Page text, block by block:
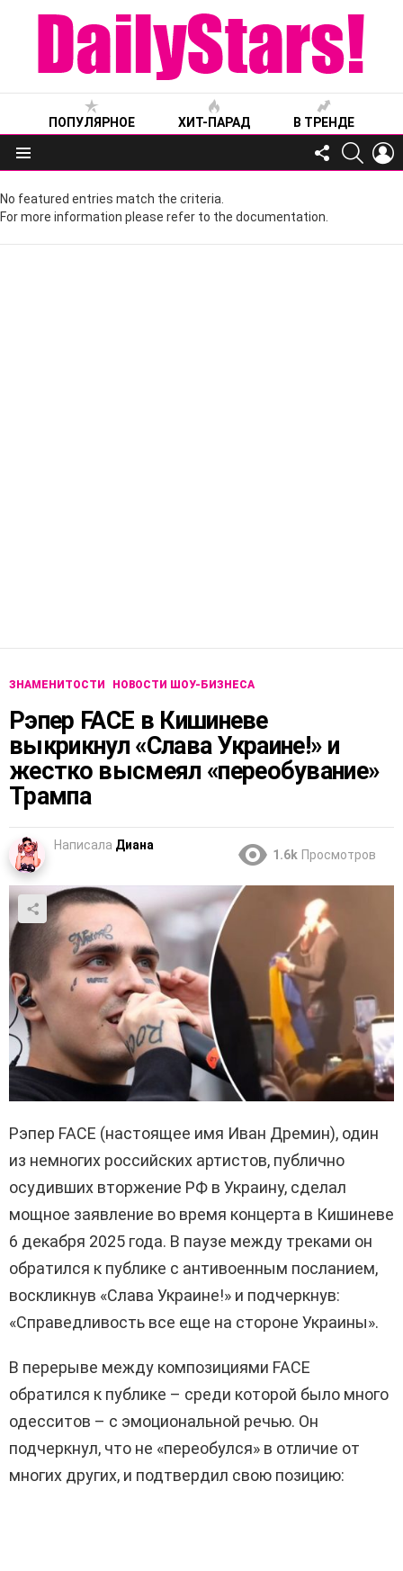
ПОПУЛЯРНОЕ ХИТ-ПАРАД В ТРЕНДЕ
Меню
FOLLOW
US
No featured entries match the criteria.
For more information please refer to the documentation.
ЗНАМЕНИТОСТИ НОВОСТИ ШОУ-БИЗНЕСА
Рэпер FACE в Кишиневе
выкрикнул «Слава Украине!» и
жестко высмеял «переобувание»
Трампа
Написала Диана
1.6k Просмотров
Рэпер FACE (настоящее имя Иван Дремин), один
из немногих российских артистов, публично
осудивших вторжение РФ в Украину, сделал
мощное заявление во время концерта в Кишиневе
6 декабря 2025 года. В паузе между треками он
обратился к публике с антивоенным посланием,
воскликнув «Слава Украине!» и подчеркнув:
«Справедливость все еще на стороне Украины».
В перерыве между композициями FACE
обратился к публике – среди которой было много
одесситов – с эмоциональной речью. Он
подчеркнул, что не «переобулся» в отличие от
многих других, и подтвердил свою позицию: